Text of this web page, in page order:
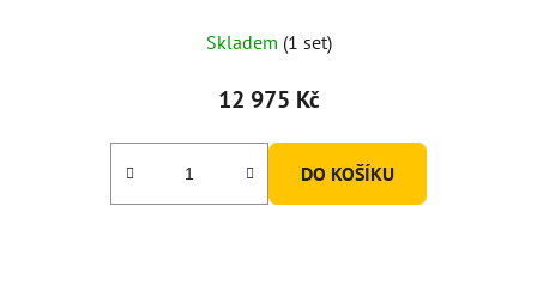
Skladem (1 set)
12 975 Kč
DO KOŠÍKU